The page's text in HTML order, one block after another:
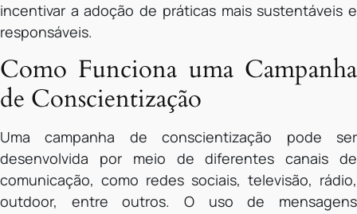
incentivar a adoção de práticas mais sustentáveis e
responsáveis.
Como Funciona uma Campanha
de Conscientização
Uma campanha de conscientização pode ser
desenvolvida por meio de diferentes canais de
comunicação, como redes sociais, televisão, rádio,
outdoor, entre outros. O uso de mensagens